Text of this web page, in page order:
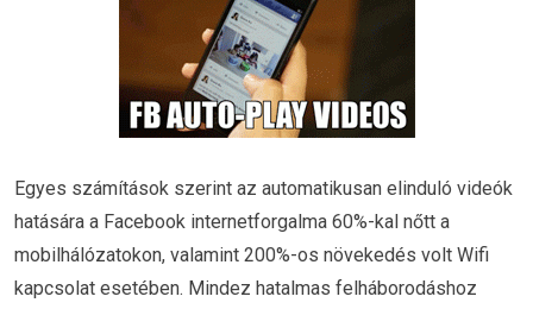
Egyes számítások szerint az automatikusan elinduló videók
hatására a Facebook internetforgalma 60%-kal nőtt a
mobilhálózatokon, valamint 200%-os növekedés volt Wifi
kapcsolat esetében. Mindez hatalmas felháborodáshoz